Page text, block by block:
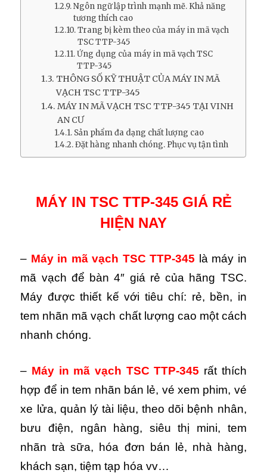
Ngôn ngữ lập trình mạnh mẽ. Khả năng
tương thích cao
Trang bị kèm theo của máy in mã vạch
TSC TTP-345
Ứng dụng của máy in mã vạch TSC
TTP-345
THÔNG SỐ KỸ THUẬT CỦA MÁY IN MÃ
VẠCH TSC TTP-345
MÁY IN MÃ VẠCH TSC TTP-345 TẠI VINH
AN CƯ
Sản phẩm đa dạng chất lượng cao
Đặt hàng nhanh chóng. Phục vụ tận tình
MÁY IN TSC TTP-345 GIÁ RẺ
HIỆN NAY
– Máy in mã vạch TSC TTP-345 là máy in
mã vạch để bàn 4″ giá rẻ của hãng TSC.
Máy được thiết kế với tiêu chí: rẻ, bền, in
tem nhãn mã vạch chất lượng cao một cách
nhanh chóng.
– Máy in mã vạch TSC TTP-345 rất thích
hợp để in tem nhãn bán lẻ, vé xem phim, vé
xe lửa, quản lý tài liệu, theo dõi bệnh nhân,
bưu điện, ngân hàng, siêu thị mini, tem
nhãn trà sữa, hóa đơn bán lẻ, nhà hàng,
khách sạn, tiệm tạp hóa vv…